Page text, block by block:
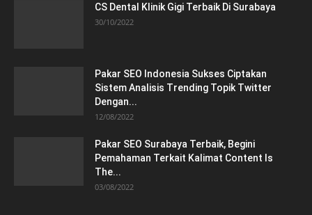
CS Dental Klinik Gigi Terbaik Di Surabaya
30/10/2022
Pakar SEO Indonesia Sukses Ciptakan
Sistem Analisis Trending Topik Twitter
Dengan...
12/08/2022
Pakar SEO Surabaya Terbaik, Begini
Pemahaman Terkait Kalimat Content Is
The...
03/08/2022